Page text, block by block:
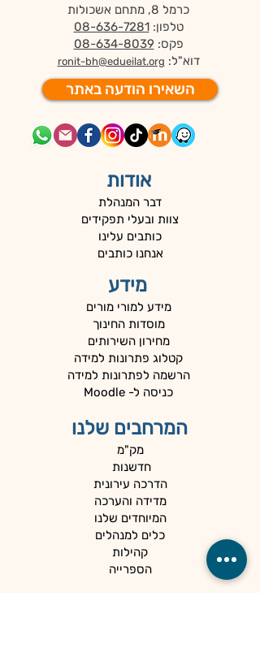
כרמל 8, מתחם אשכולות
טלפון: 08-636-7281
פקס: 08-634-8039
דוא"ל: ronit-bh@edueilat.org
השאירו הודעה באתר
אודות
דבר המנהלת
צוות ובעלי תפקידים
כותבים עלינו
אנחנו כותבים
מידע
מידע למורי מורים
מוסדות החינוך
מחירון השירותים
קטלוג פתרונות למידה
הרשמה לפתרונות למידה
כניסה ל- Moodle
המרחבים שלנו
מק"מ
חדשנות
הדרכה עירונית
מדידה והערכה
המיוחדים שלנו
כלים למנהלים
קהילות
הספרייה